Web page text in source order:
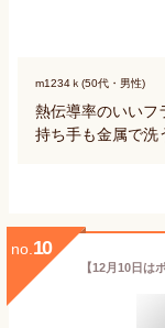
m1234ｋ(50代・男性)
熱伝導率のいいフ
持ち手も金属で洗
no. 10